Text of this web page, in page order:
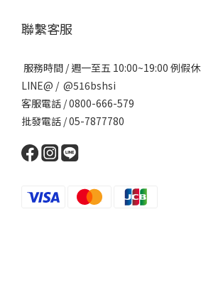
聯繫客服
服務時間 / 週一至五 10:00~19:00 例假休
LINE@ / @516bshsi
客服電話 / 0800-666-579
批發電話 / 05-7877780